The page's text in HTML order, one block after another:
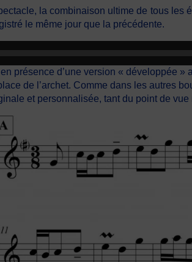
la combinaison ultime de tous les
le même jour que la précédente.
présence d’une version « développée
de l’archet. Comme dans les autres
et personnalisée, tant du point de